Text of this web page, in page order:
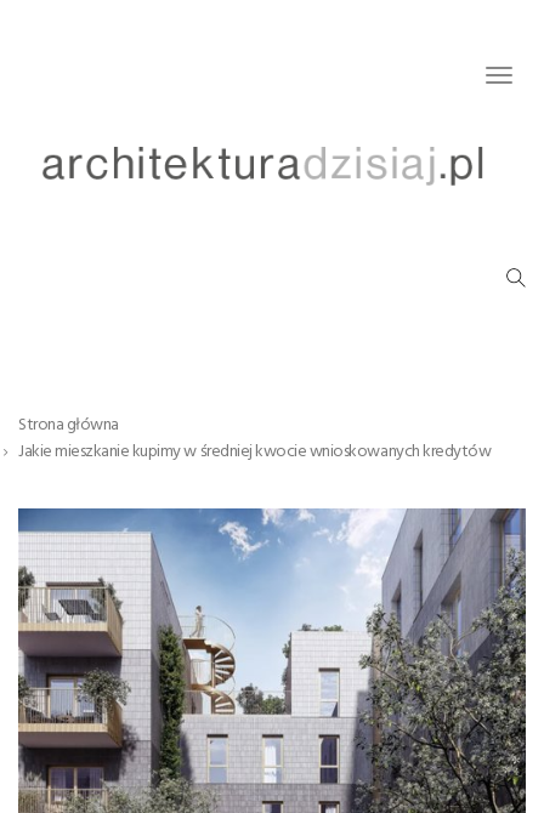
Strona główna
Jakie mieszkanie kupimy w średniej kwocie wnioskowanych kredytów